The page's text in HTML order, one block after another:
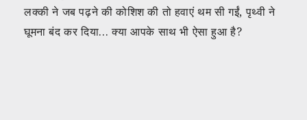
लक्की ने जब पढ़ने की कोशिश की तो हवाएं थम सी गईं, पृथ्वी ने
घूमना बंद कर दिया… क्या आपके साथ भी ऐसा हुआ है?